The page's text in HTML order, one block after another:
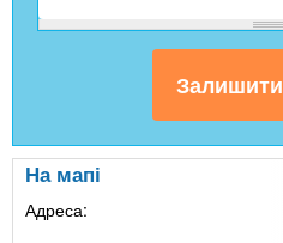
На мапі
Адреса: